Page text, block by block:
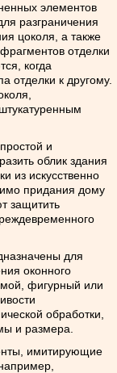
элементов
разграничения
цоколя, а также
отделки
когда
отделки к другому.
и
облик здания
из искусственно
придания дому
защитить
для
оконного
фигурный или
обработки,
и размера.
имитирующие